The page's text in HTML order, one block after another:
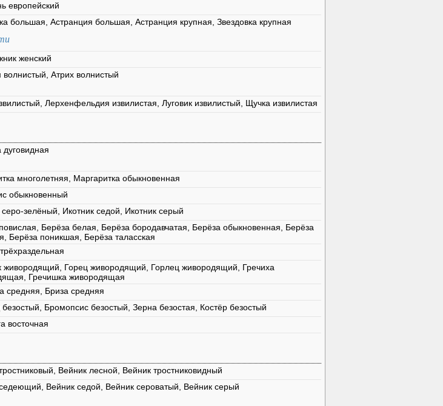
европейский
большая, Астранция большая, Астранция крупная, Звездовка крупная
женский
волнистый, Атрих волнистый
Лерхенфельдия извилистая, Луговик извилистый, Щучка извилистая
дуговидная
многолетняя, Маргаритка обыкновенная
обыкновенный
серо-зелёный, Икотник седой, Икотник серый
Берёза белая, Берёза бородавчатая, Берёза обыкновенная, Берёза
Берёза поникшая, Берёза таласская
живородящий, Горец живородящий, Горлец живородящий, Гречиха
Гречишка живородящая
средняя, Бриза средняя
безостый, Бромопсис безостый, Зерна безостая, Костёр безостый
восточная
Вейник лесной, Вейник тростниковидный
Вейник седой, Вейник сероватый, Вейник серый